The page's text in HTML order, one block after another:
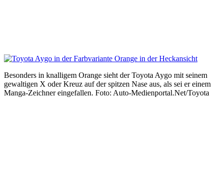
Besonders in knalligem Orange sieht der Toyota Aygo mit seinem
gewaltigen X oder Kreuz auf der spitzen Nase aus, als sei er einem
Manga-Zeichner eingefallen. Foto: Auto-Medienportal.Net/Toyota